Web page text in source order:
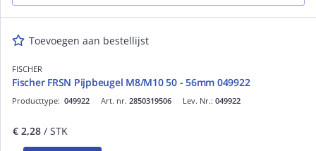
Toevoegen aan bestellijst
FISCHER
Fischer FRSN Pijpbeugel M8/M10 50 - 56mm 049922
Art. nr. 2850319506
Producttype: 049922 Lev. Nr.: 049922
€ 2,28 / STK